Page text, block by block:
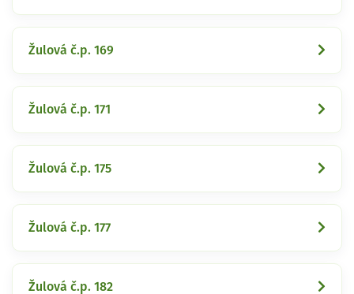
Žulová č.p. 169
Žulová č.p. 171
Žulová č.p. 175
Žulová č.p. 177
Žulová č.p. 182